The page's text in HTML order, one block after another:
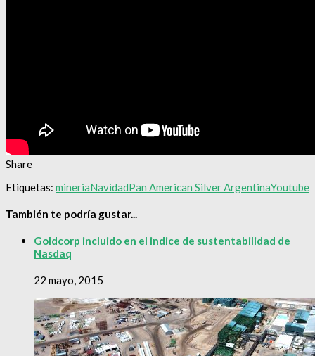
Share
Etiquetas: mineriaNavidadPan American Silver ArgentinaYoutube
También te podría gustar...
Goldcorp incluido en el indice de sustentabilidad de
Nasdaq
22 mayo, 2015